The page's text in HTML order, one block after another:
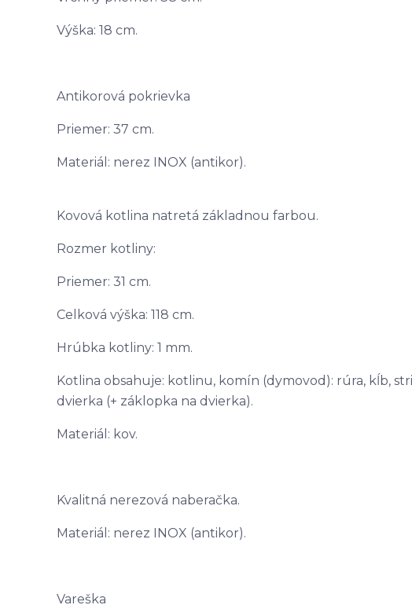
Výška: 18 cm.
Antikorová pokrievka
Priemer: 37 cm.
Materiál: nerez INOX (antikor).
Kovová kotlina natretá základnou farbou.
Rozmer kotliny:
Priemer: 31 cm.
Celková výška: 118 cm.
Hrúbka kotliny: 1 mm.
Kotlina obsahuje: kotlinu, komín (dymovod): rúra, kĺb,
dvierka (+ záklopka na dvierka).
Materiál: kov.
Kvalitná nerezová naberačka.
Materiál: nerez INOX (antikor).
Vareška